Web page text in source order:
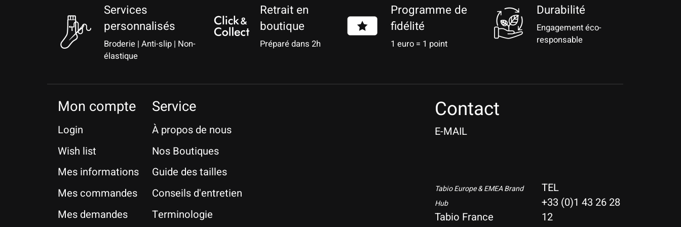
Services
personnalisés
Broderie | Anti-slip | Non-
élastique
Retrait en
boutique
Préparé dans 2h
Programme de
fidélité
1 euro = 1 point
Durabilité
Engagement éco-
responsable
Mon compte
Login
Wish list
Mes informations
Mes commandes
Mes demandes
Service
À propos de nous
Nos Boutiques
Guide des tailles
Conseils d'entretien
Terminologie
Contact
E-MAIL
Tabio Europe & EMEA Brand
Hub
Tabio France
TEL
+33 (0)1 43 26 28
12